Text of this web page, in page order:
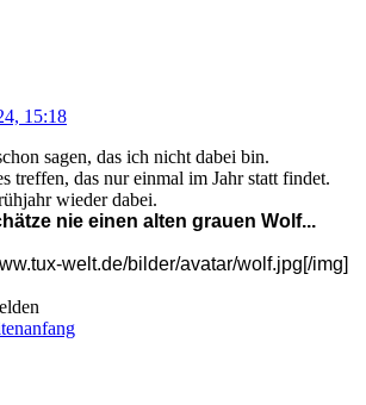
15:18
sagen, das ich nicht dabei bin.
treffen, das nur einmal im Jahr statt findet.
wieder dabei.
nie einen alten grauen Wolf...
welt.de/bilder/avatar/wolf.jpg[/img]